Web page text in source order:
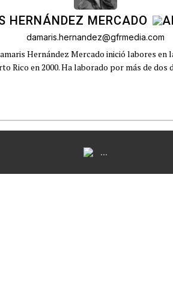
HERNÁNDEZ MERCADO
damaris.hernandez@gfrmedia.com
Hernández Mercado inició labores en
Rico en 2000. Ha laborado por más de dos
...